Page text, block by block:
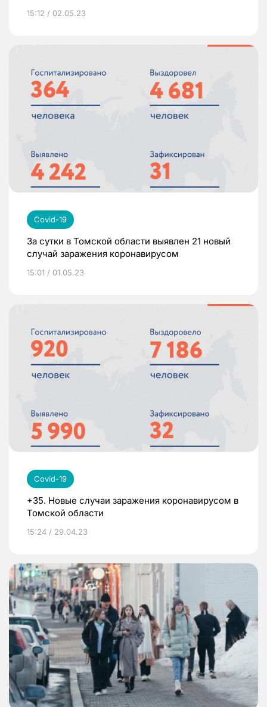
15:12 / 02.05.23
Covid-19
За сутки в Томской области выявлен 21 новый
случай заражения коронавирусом
15:01 / 01.05.23
Covid-19
+35. Новые случаи заражения коронавирусом в
Томской области
15:24 / 29.04.23